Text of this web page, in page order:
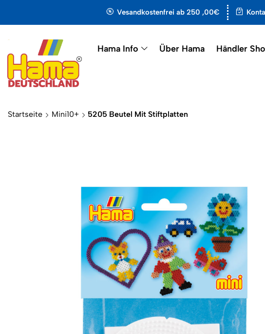
Vesandkostenfrei ab 250 ,00€
Hama Info Über Hama Händler
Startseite Mini10+ 5205 Beutel Mit Stiftplatten